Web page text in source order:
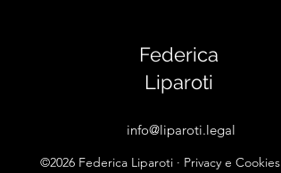
Federica
Liparoti
info@liparoti.legal
©2026 Federica Liparoti · Privacy e Cookies